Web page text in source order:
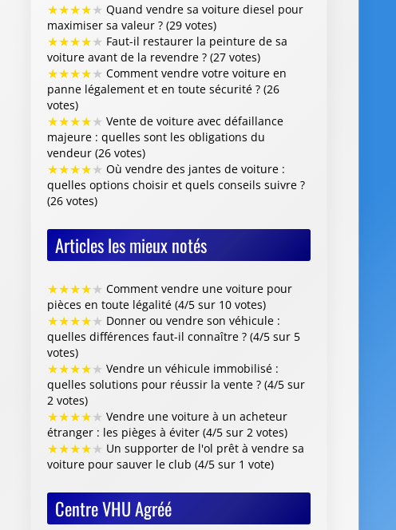
★★★★★ Quand vendre sa voiture diesel pour
maximiser sa valeur ? (29 votes)
★★★★★ Faut-il restaurer la peinture de sa
voiture avant de la revendre ? (27 votes)
★★★★★ Comment vendre votre voiture en
panne légalement et en toute sécurité ? (26
votes)
★★★★★ Vente de voiture avec défaillance
majeure : quelles sont les obligations du
vendeur (26 votes)
★★★★★ Où vendre des jantes de voiture :
quelles options choisir et quels conseils suivre ?
(26 votes)
Articles les mieux notés
★★★★★ Comment vendre une voiture pour
pièces en toute légalité (4/5 sur 10 votes)
★★★★★ Donner ou vendre son véhicule :
quelles différences faut-il connaître ? (4/5 sur 5
votes)
★★★★★ Vendre un véhicule immobilisé :
quelles solutions pour réussir la vente ? (4/5 sur
2 votes)
★★★★★ Vendre une voiture à un acheteur
étranger : les pièges à éviter (4/5 sur 2 votes)
★★★★★ Un supporter de l'ol prêt à vendre sa
voiture pour sauver le club (4/5 sur 1 vote)
Centre VHU Agréé